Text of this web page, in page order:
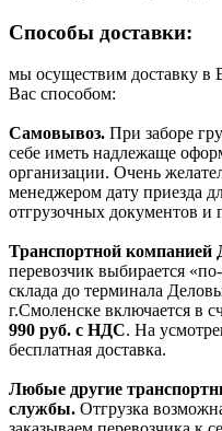
Способы доставки:
мы осуществим доставку
Вас способом:
Самовывоз. При заборе
себе иметь надлежаще
организации. Очень
менеджером дату приезда
отгрузочных документов и
Транспортной компанией
перевозчик выбирается
склада до терминала
г.Смоленске включается в
990 руб. с НДС. На
бесплатная доставка.
Любые другие
службы. Отгрузка